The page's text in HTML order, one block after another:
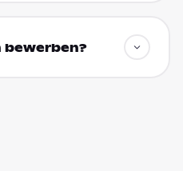
bewerben?